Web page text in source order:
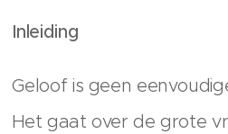
Inleiding
Geloof is geen
Het gaat over de grote